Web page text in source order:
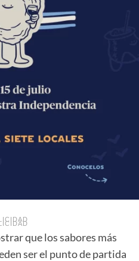
que los sabores más
ser el punto de partida